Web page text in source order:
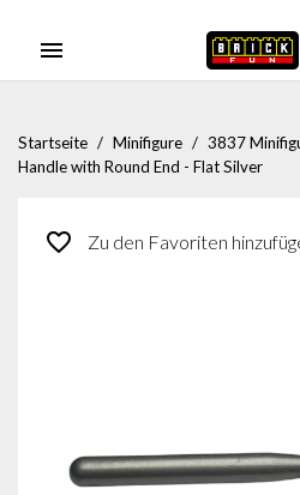

Startseite Minifigure
3837
Handle with Round End - Flat Silver
favorite_border